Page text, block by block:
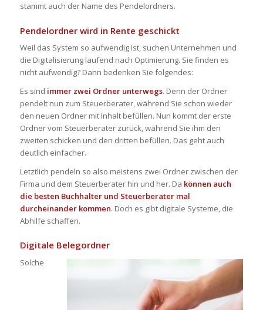
stammt auch der Name des Pendelordners.
Pendelordnerwird in Rente geschickt
Weil das System so aufwendig ist, suchen Unternehmen und
die Digitalisierung laufend nach Optimierung. Sie finden es
nicht aufwendig? Dann bedenken Sie folgendes:
Es sind immer zwei Ordner unterwegs. Denn der Ordner
pendelt nun zum Steuerberater, während Sie schon wieder
den neuen Ordner mit Inhalt befüllen. Nun kommt der erste
Ordner vom Steuerberater zurück, während Sie ihm den
zweiten schicken und den dritten befüllen. Das geht auch
deutlich einfacher.
Letztlich pendeln so also meistens zwei Ordner zwischen der
Firma und dem Steuerberater hin und her. Da können auch
die besten Buchhalterund Steuerberater mal
durcheinander kommen. Doch es gibt digitale Systeme, die
Abhilfe schaffen.
Digitale Belegordner
Solche